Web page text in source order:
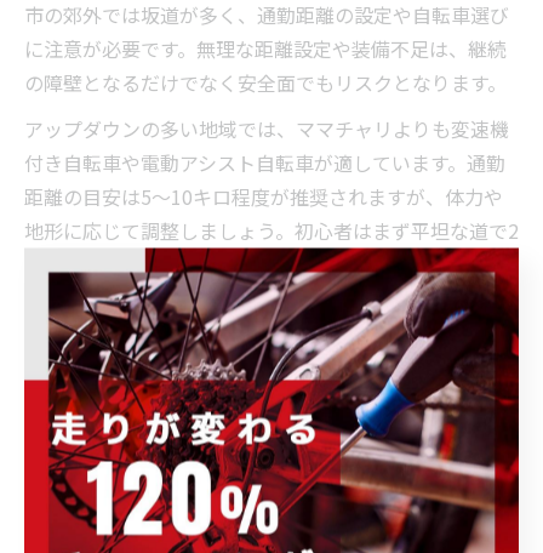
市の郊外では坂道が多く、通勤距離の設定や自転車選び
に注意が必要です。無理な距離設定や装備不足は、継続
の障壁となるだけでなく安全面でもリスクとなります。
アップダウンの多い地域では、ママチャリよりも変速機
付き自転車や電動アシスト自転車が適しています。通勤
距離の目安は5～10キロ程度が推奨されますが、体力や
地形に応じて調整しましょう。初心者はまず平坦な道で2
～3キロからスタートし、徐々に距離を伸ばすのも一つ
の方法です。
また、下り坂ではスピードの出しすぎに注意し、ブレー
キ性能やタイヤの空気圧管理も重要です。路面凍結や強
風など、群馬県特有の気象条件にも十分注意しましょ
う。安全装備と適切な距離選びが、快適な自転車通勤の
第一歩となります。